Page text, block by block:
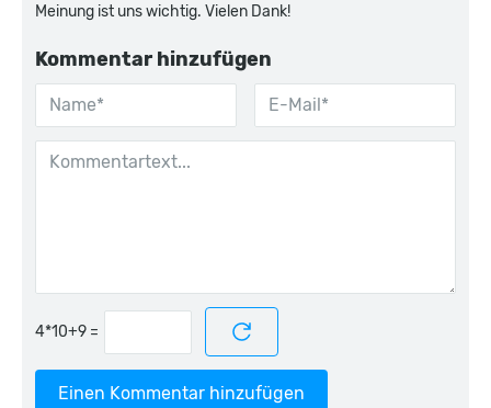
Meinung ist uns wichtig. Vielen Dank!
Kommentar hinzufügen
=
Einen Kommentar hinzufügen